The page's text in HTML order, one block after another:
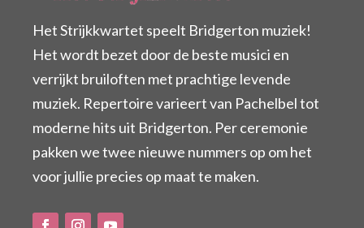
Het Strijkkwartet speelt Bridgerton muziek!
Het wordt bezet door de beste musici en
verrijkt bruiloften met prachtige levende
muziek. Repertoire varieert van Pachelbel tot
moderne hits uit Bridgerton. Per ceremonie
pakken we twee nieuwe nummers op om het
voor jullie precies op maat te maken.